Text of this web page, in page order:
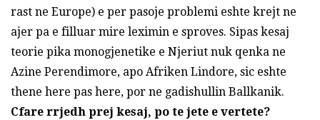
rast ne Europe) e per pasoje problemi eshte krejt ne
ajer pa e filluar mire leximin e sproves. Sipas kesaj
teorie pika monogjenetike e Njeriut nuk qenka ne
Azine Perendimore, apo Afriken Lindore, sic eshte
thene here pas here, por ne gadishullin Ballkanik.
Cfare rrjedh prej kesaj, po te jete e vertete?